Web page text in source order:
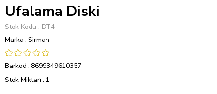
Ufalama Diski
Stok Kodu
DT4
Marka : Sirman
Barkod : 8699349610357
Stok Miktarı : 1